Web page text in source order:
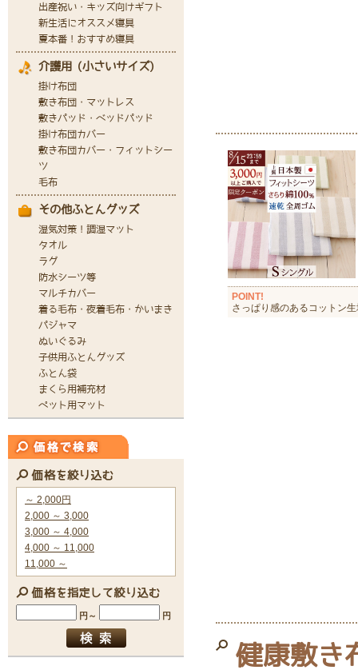
POINT!
さっぱり感のあるコットン
健康敷き